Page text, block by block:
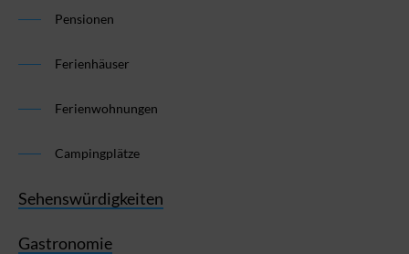
Pensionen
Ferienhäuser
Ferienwohnungen
Campingplätze
Sehenswürdigkeiten
Gastronomie